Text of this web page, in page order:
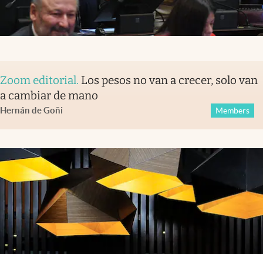
Zoom editorial. Los pesos no van a crecer, solo van
a cambiar de mano
Hernán de Goñi Members